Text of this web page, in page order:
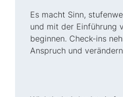
Es macht Sinn,
und mit der Einführung
beginnen. Check-ins
Anspruch und